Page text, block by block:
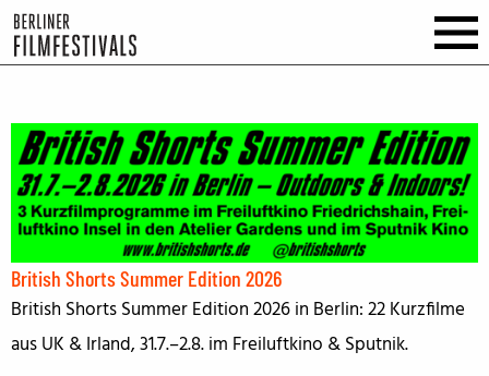
British Shorts Summer Edition 2026
British Shorts Summer Edition 2026 in Berlin: 22 Kurzfilme
aus UK & Irland, 31.7.–2.8. im Freiluftkino & Sputnik.